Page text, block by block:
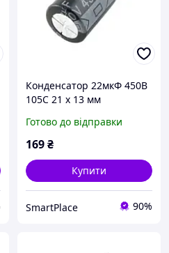
Конденсатор 22мкФ 450В
105С 21 х 13 мм
Готово до відправки
169₴
Купити
SmartPlace 90%